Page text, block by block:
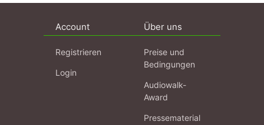
Account
Registrieren
Login
Über uns
Preise und
Bedingungen
Audiowalk-
Award
Pressematerial